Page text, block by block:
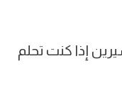
إذا كنت تحلم